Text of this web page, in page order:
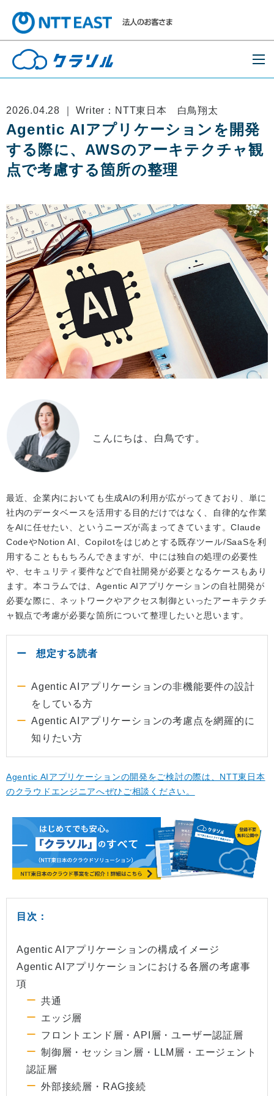
2026.04.28 ｜ Writer：NTT東日本 白鳥翔太
Agentic AIアプリケーションを開発
する際に、AWSのアーキテクチャ観
点で考慮する箇所の整理
こんにちは、白鳥です。
最近、企業内においても生成AIの利用が広がってきており、単に
社内のデータベースを活用する目的だけではなく、自律的な作業
をAIに任せたい、というニーズが高まってきています。Claude
CodeやNotion AI、Copilotをはじめとする既存ツール/SaaSを利
用することももちろんできますが、中には独自の処理の必要性
や、セキュリティ要件などで自社開発が必要となるケースもあり
ます。本コラムでは、Agentic AIアプリケーションの自社開発が
必要な際に、ネットワークやアクセス制御といったアーキテクチ
ャ観点で考慮が必要な箇所について整理したいと思います。
想定する読者
Agentic AIアプリケーションの非機能要件の設計
をしている方
Agentic AIアプリケーションの考慮点を網羅的に
知りたい方
Agentic AIアプリケーションの開発をご検討の際は、NTT東日本
のクラウドエンジニアへぜひご相談ください。
目次：
Agentic AIアプリケーションの構成イメージ
Agentic AIアプリケーションにおける各層の考慮事
項
共通
エッジ層
フロントエンド層・API層・ユーザー認証層
制御層・セッション層・LLM層・エージェント
認証層
外部接続層・RAG接続